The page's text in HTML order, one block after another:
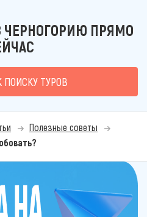
ЧЕРНОГОРИЮ ПРЯМО
ПОИСКУ ТУРОВ
Полезные советы